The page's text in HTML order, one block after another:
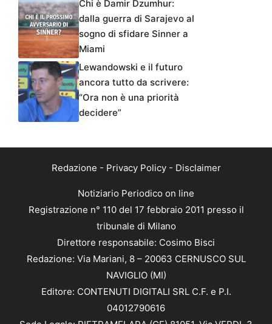
Chi è Damir Dzumhur:
dalla guerra di Sarajevo al
sogno di sfidare Sinner a
Miami
Lewandowski e il futuro
ancora tutto da scrivere:
“Ora non è una priorità
decidere”
Redazione - Privacy Policy- Disclaimer
Notiziario Periodico on line
Registrazione n° 110 del 17 febbraio 2011 presso il
tribunale di Milano
Direttore responsabile: Cosimo Bisci
Redazione: Via Mariani, 8 – 20063 CERNUSCO SUL
NAVIGLIO (MI)
Editore: CONTENUTI DIGITALI SRL C.F. e P.I.
04012790616